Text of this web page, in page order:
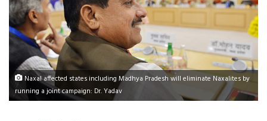
Naxal affected states including Madhya Pradesh will eliminate Naxalites by
running a joint campaign: Dr. Yadav